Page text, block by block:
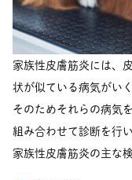
家族性皮膚筋炎には、
状が似ている病気がい
そのためそれらの病気
組み合わせて診断を行い
家族性皮膚筋炎の主な